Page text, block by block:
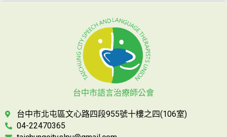
台中市語言治療師公會
台中市北屯區文心路四段955號十樓之四(106室)
04-22470365